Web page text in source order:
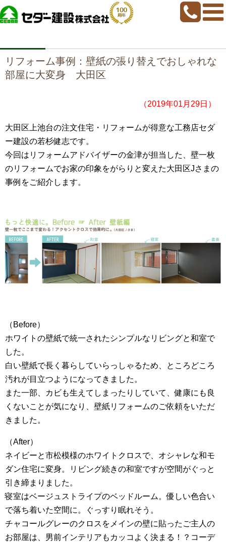
home >だんらん >リフォーム事例：壁紙の張り替えでおしゃれな部屋に大変
リフォーム事例：壁紙の張り替えでおしゃれな
部屋に大変身 大田区
（2019年01月29日）
大田区上池台の注文住宅・リフォームが得意な工務店セダ
ー建設の若杉健志です。
今回はリフォームアドバイザーの金津が担当した、壁一枚
のリフォームでお家の印象をがらりと変えた大田区Jさまの
事例をご紹介します。
（Before）
ホワイトの壁紙で統一されたシンプルなリビングと和室で
した。
白い壁紙で長く暮らしていらっしゃるため、ところどころ
汚れが目立つようになってきました。
また一部、カビも生えてしまったりしていて、健康にも良
くないことが気になり、壁紙リフォームのご依頼をいただ
きました。
（After）
ネイビーと市松模様のホワイトクロスで、オシャレな和モ
ダン住宅に変身。リビング続きの和室ですが空間がぐっと
引き締まりました。
寝室はベージュストライプのベッドルーム。優しい色合い
で落ち着いた空間に。ぐっすり眠れそう。
チャコールグレーのクロスをメインの壁に貼ったご主人の
お部屋は、男前インテリアもカッコよく決まる！？コーデ